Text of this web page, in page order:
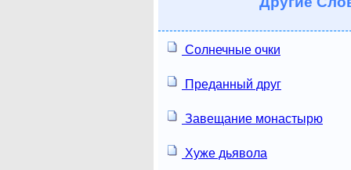
Солнечные очки
Преданный друг
Завещание монастырю
Хуже дьявола